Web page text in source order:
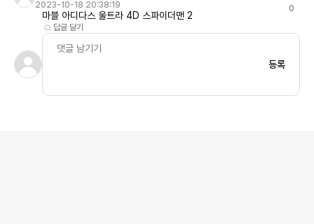
2023-10-18 20:38:19
마블 아디다스 울트라 4D 스파이더맨 2
답글 달기
0
등록